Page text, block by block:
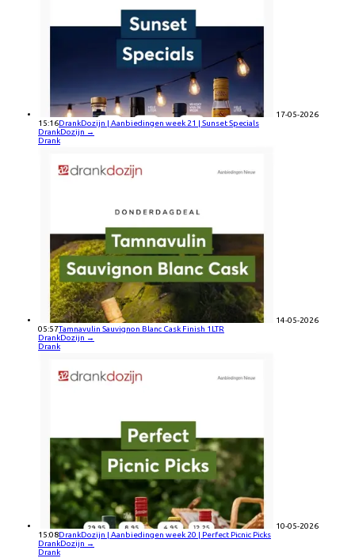
17-05-2026
15:16DrankDozijn | Aanbiedingen week 21 | Sunset Specials
DrankDozijn →
Drank
14-05-2026
05:57Tamnavulin Sauvignon Blanc Cask Finish 1LTR
DrankDozijn →
Drank
10-05-2026
15:08DrankDozijn | Aanbiedingen week 20 | Perfect Picnic Picks
DrankDozijn →
Drank